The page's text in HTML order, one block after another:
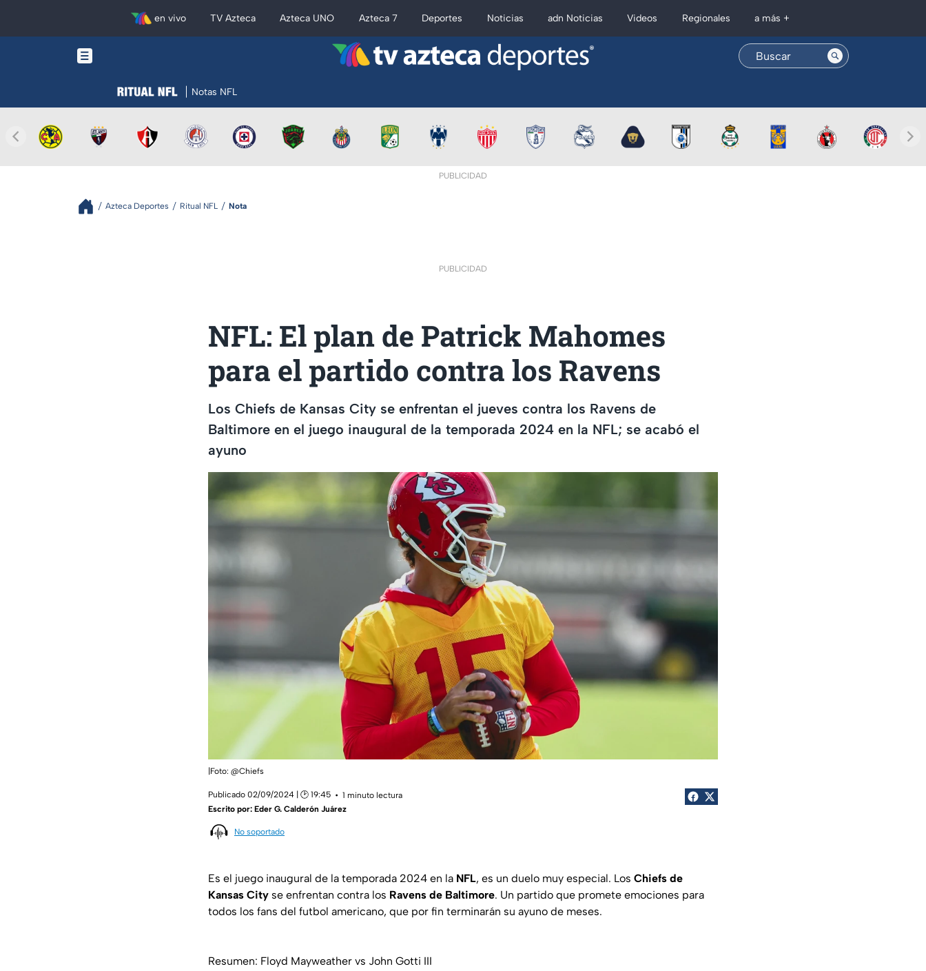
en vivo TV Azteca Azteca UNO Azteca 7 Deportes Noticias adn Noticias Videos Regionales a más +
Notas NFL
PUBLICIDAD
Azteca Deportes Ritual NFL Nota
PUBLICIDAD
NFL: El plan de Patrick Mahomes
para el partido contra los Ravens
Los Chiefs de Kansas City se enfrentan el jueves contra los Ravens de
Baltimore en el juego inaugural de la temporada 2024 en la NFL; se acabó el
ayuno
|Foto: @Chiefs
Publicado 02/09/2024 | 🕑 19:45
1 minuto lectura
Escrito por: Eder G. Calderón Juárez
No soportado
Es el juego inaugural de la temporada 2024 en la NFL, es un duelo muy especial. Los Chiefs de
Kansas City se enfrentan contra los Ravens de Baltimore. Un partido que promete emociones para
todos los fans del futbol americano, que por fin terminarán su ayuno de meses.
Resumen: Floyd Mayweather vs John Gotti III